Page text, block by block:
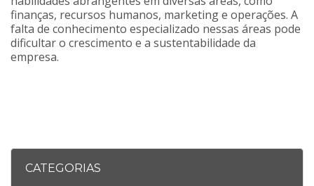
finanças, recursos humanos, marketing e operações. A
falta de conhecimento especializado nessas áreas pode
dificultar o crescimento e a sustentabilidade da
empresa.
CATEGORIAS